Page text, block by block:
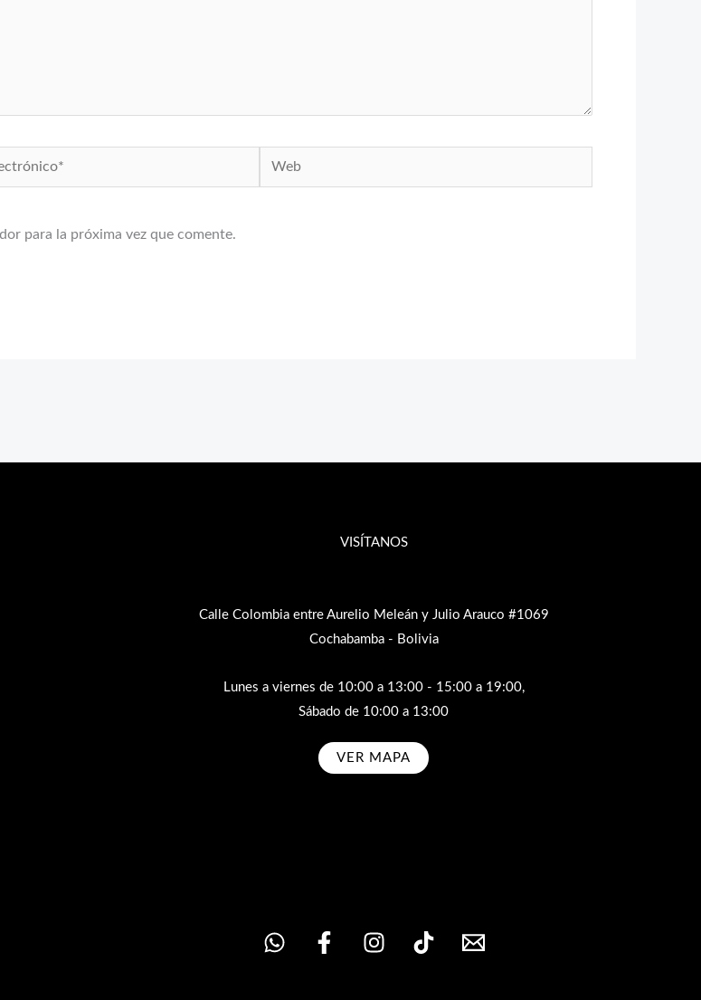
Web
para la próxima vez que comente.
VISÍTANOS
Calle Colombia entre Aurelio Meleán y Julio Arauco #1069
Cochabamba - Bolivia
Lunes a viernes de 10:00 a 13:00 - 15:00 a 19:00,
Sábado de 10:00 a 13:00
VER MAPA